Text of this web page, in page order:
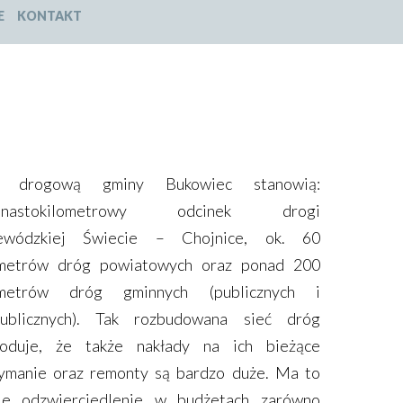
KONTAKT
drogową gminy Bukowiec stanowią:
odcinek drogi
Świecie – Chojnice, ok. 60
dróg powiatowych oraz ponad 200
dróg gminnych (publicznych i
Tak rozbudowana sieć dróg
że także nakłady na ich bieżące
oraz remonty są bardzo duże. Ma to